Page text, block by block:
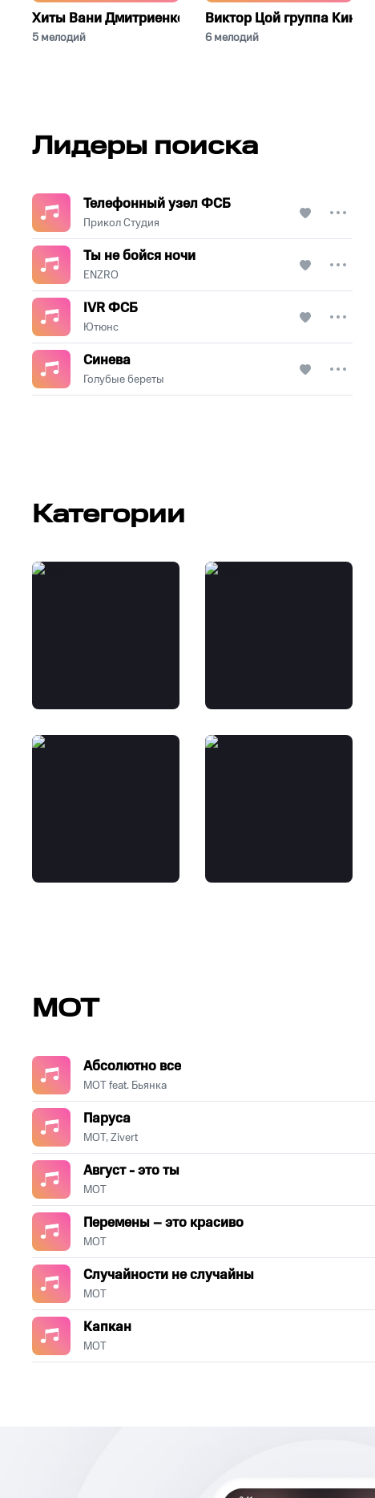
Хиты Вани Дмитриенко
5 мелодий
Виктор Цой группа Кино
6 мелодий
Лидеры поиска
Телефонный узел ФСБ
Прикол Студия
Ты не бойся ночи
ENZRO
IVR ФСБ
Ютюнс
Синева
Голубые береты
Категории
МОТ
Абсолютно все
МОТ feat. Бьянка
Паруса
МОТ, Zivert
Август - это ты
МОТ
Перемены – это красиво
МОТ
Случайности не случайны
МОТ
Капкан
МОТ